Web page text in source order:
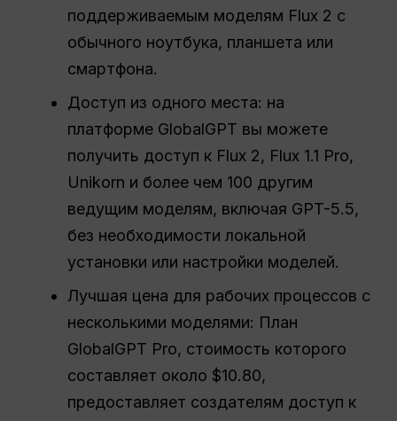
поддерживаемым моделям Flux 2 с
обычного ноутбука, планшета или
смартфона.
Доступ из одного места: на
платформе GlobalGPT вы можете
получить доступ к Flux 2, Flux 1.1 Pro,
Unikorn и более чем 100 другим
ведущим моделям, включая GPT-5.5,
без необходимости локальной
установки или настройки моделей.
Лучшая цена для рабочих процессов с
несколькими моделями: План
GlobalGPT Pro, стоимость которого
составляет около $10.80,
предоставляет создателям доступ к